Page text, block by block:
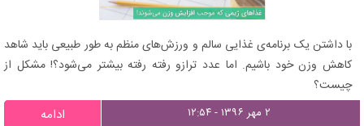
با داشتن یک برنامه‌ی غذایی سالم و ورزش‌های منظم به طور طبیعی باید شاهد
کاهش وزن خود باشیم. اما عدد ترازو رفته رفته بیشتر می‌شود؟! مشکل از
چیست؟
۲ مهر ۱۳۹۶ - ۱۲:۵۴ ادامه